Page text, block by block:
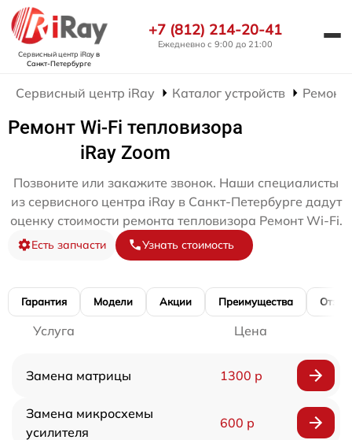
Сервисный центр iRayв
Санкт-Петербурге
+7 (812) 214-20-41
Ежедневно с 9:00 до 21:00
Сервисный центр iRay Каталог устройств Ремонт
Ремонт Wi-Fi тепловизора
iRay Zoom
Позвоните или закажите звонок. Наши специалисты
из сервисного центра iRay в Санкт-Петербурге дадут
оценку стоимости ремонта тепловизора Ремонт Wi-Fi.
Есть запчасти Узнать стоимость
Гарантия Модели Акции Преимущества
Услуга Цена
Замена матрицы 1300 р
Замена микросхемы
усилителя
600 р